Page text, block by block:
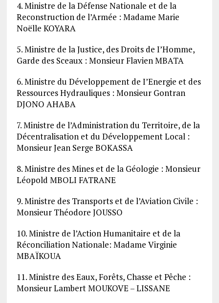
4. Ministre de la Défense Nationale et de la
Reconstruction de l’Armée : Madame Marie
Noëlle KOYARA
5. Ministre de la Justice, des Droits de I’Homme,
Garde des Sceaux : Monsieur Flavien MBATA
6. Ministre du Développement de I’Energie et des
Ressources Hydrauliques : Monsieur Gontran
DJONO AHABA
7. Ministre de l’Administration du Territoire, de la
Décentralisation et du Développement Local :
Monsieur Jean Serge BOKASSA
8. Ministre des Mines et de la Géologie : Monsieur
Léopold MBOLI FATRANE
9. Ministre des Transports et de l’Aviation Civile :
Monsieur Théodore JOUSSO
10. Ministre de l’Action Humanitaire et de la
Réconciliation Nationale: Madame Virginie
MBAÏKOUA
11. Ministre des Eaux, Forêts, Chasse et Pêche :
Monsieur Lambert MOUKOVE – LISSANE